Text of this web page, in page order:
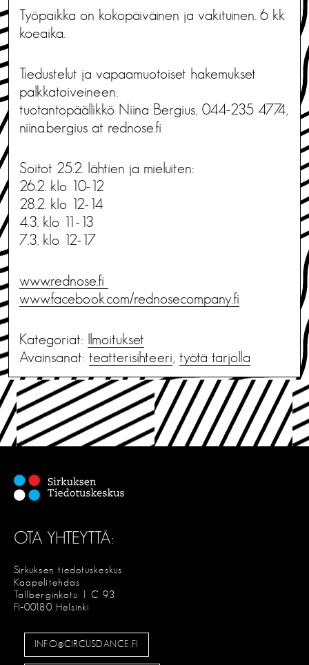
Työpaikka on kokopäiväinen ja vakituinen. 6 kk
koeaika.
Tiedustelut ja vapaamuotoiset hakemukset
palkkatoiveineen:
tuotantopäällikkö Niina Bergius, 044-235 4774,
niina.bergius at rednose.fi
Soitot 25.2. lähtien ja mieluiten:
26.2. klo 10-12
28.2. klo 12-14
4.3. klo 11-13
7.3. klo 12-17
www.rednose.fi
www.facebook.com/rednosecompany.fi
Kategoriat: Ilmoitukset
Avainsanat: teatterisihteeri, työtä tarjolla
OTA YHTEYTTÄ:
Sirkuksen tiedotuskeskus
Kaapelitehdas
Tallberginkatu 1 C 93
FI-00180 Helsinki
INFO@CIRCUSDANCE.FI